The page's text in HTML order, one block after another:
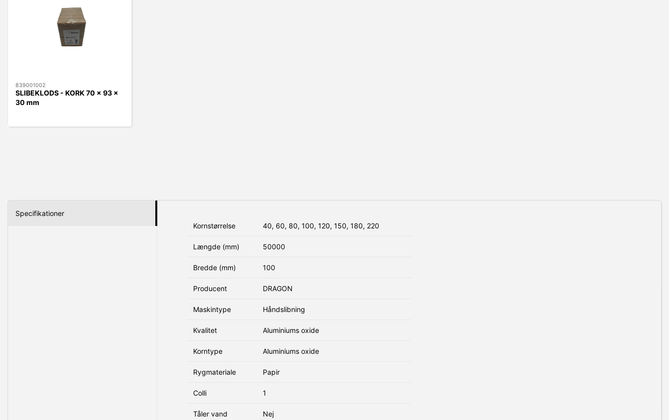
839001002
SLIBEKLODS - KORK 70 x 93 x
30 mm
Specifikationer
Kornstørrelse
40, 60, 80, 100, 120, 150, 180, 220
Længde (mm) 50000
Bredde (mm) 100
Producent DRAGON
Maskintype Håndslibning
Kvalitet Aluminiums oxide
Korntype Aluminiums oxide
Rygmateriale Papir
Colli 1
Tåler vand Nej